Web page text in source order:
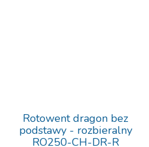
Rotowent dragon bez
podstawy - rozbieralny
RO250-CH-DR-R